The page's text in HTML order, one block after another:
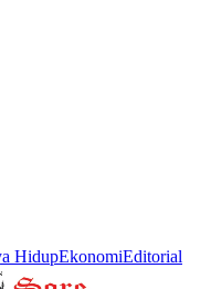
HidupEkonomiEditorial